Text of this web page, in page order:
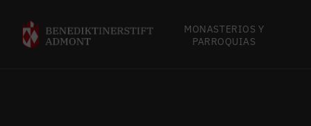
MONASTERIOS Y
PARROQUIAS